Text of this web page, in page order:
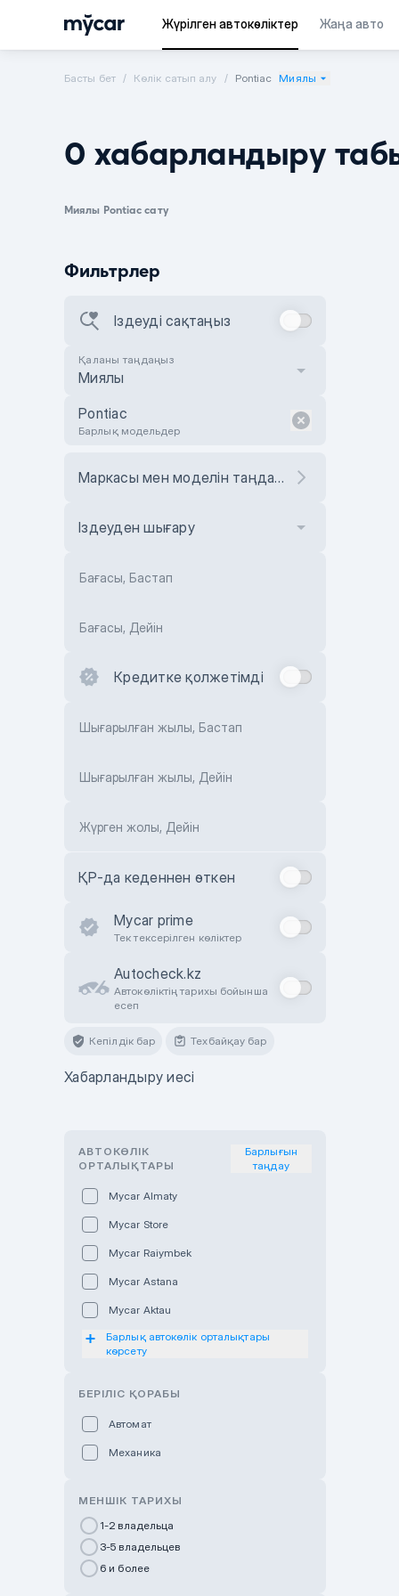
Жүрілген автокөліктер Жаңа авто
Басты бет Көлік сатып алу Pontiac Миялы
0 хабарландыру
Миялы Pontiac сату
Фильтрлер
Іздеуді сақтаңыз
Қаланы таңдаңыз
Миялы
Pontiac
Барлық модельдер
Маркасы мен моделін таңдаңыз
Іздеуден шығару
Бағасы, Бастап
Бағасы, Дейін
Кредитке қолжетімді
Шығарылған жылы, Бастап
Шығарылған жылы, Дейін
Жүрген жолы, Дейін
ҚР-да кеденнен өткен
Mycar prime
Тек тексерілген көліктер
Autocheck.kz
Автокөліктің тарихы бойынша
есеп
Кепілдік бар Техбайқау бар
Хабарландыру иесі
АВТОКӨЛІК
ОРТАЛЫҚТАРЫ
Барлығын
таңдау
Mycar Almaty
Mycar Store
Mycar Raiymbek
Mycar Astana
Mycar Aktau
Mycar Uralsk
Haval & Tank Pavlodar
Bavaria Almaty
Mycar Shymkent
Changan Auto Nurly Zhol
Барлық автокөлік орталықтары
көрсету
БЕРІЛІС ҚОРАБЫ
Автомат
Механика
МЕНШІК ТАРИХЫ
1-2 владельца
3-5 владельцев
6 и более